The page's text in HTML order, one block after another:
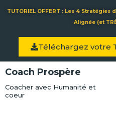
TUTORIEL OFFERT : Les 4
Alignée (et
Téléchargez votre
Coach Prospère
Coacher avec Humanité et
coeur